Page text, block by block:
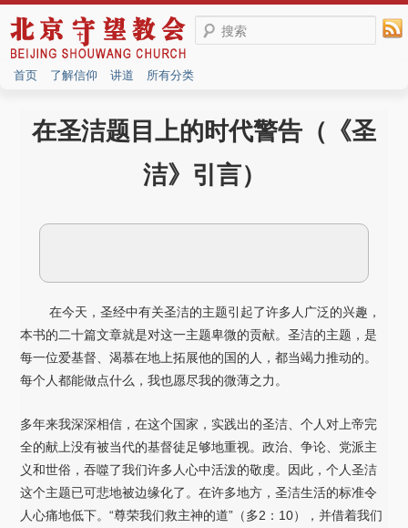
搜索
首页 了解信仰 讲道 所有分类
在圣洁题目上的时代警告（《圣
洁》引言）
在今天，圣经中有关圣洁的主题引起了许多人广泛的兴趣，
本书的二十篇文章就是对这一主题卑微的贡献。圣洁的主题，是
每一位爱基督、渴慕在地上拓展他的国的人，都当竭力推动的。
每个人都能做点什么，我也愿尽我的微薄之力。
多年来我深深相信，在这个国家，实践出的圣洁、个人对上帝完
全的献上没有被当代的基督徒足够地重视。政治、争论、党派主
义和世俗，吞噬了我们许多人心中活泼的敬虔。因此，个人圣洁
这个主题已可悲地被边缘化了。在许多地方，圣洁生活的标准令
人心痛地低下。“尊荣我们救主神的道”（多2：10），并借着我们